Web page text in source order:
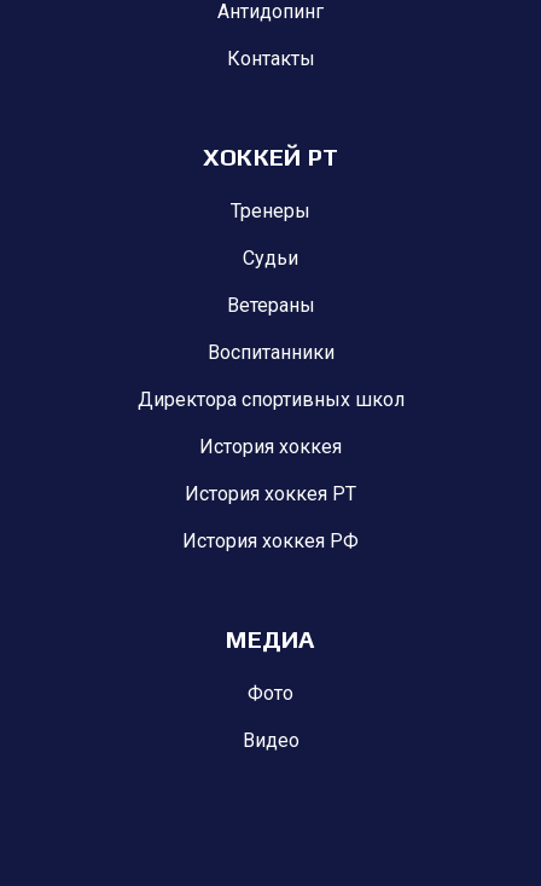
Антидопинг
Контакты
ХОККЕЙ РТ
Тренеры
Судьи
Ветераны
Воспитанники
Директора спортивных школ
История хоккея
История хоккея РТ
История хоккея РФ
МЕДИА
Фото
Видео